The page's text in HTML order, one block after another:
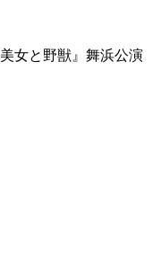
女と野獣』舞浜公演